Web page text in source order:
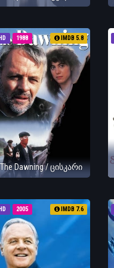
1988 IMDB 5.8
The Dawning / ცისკარი
2005 IMDB 7.6